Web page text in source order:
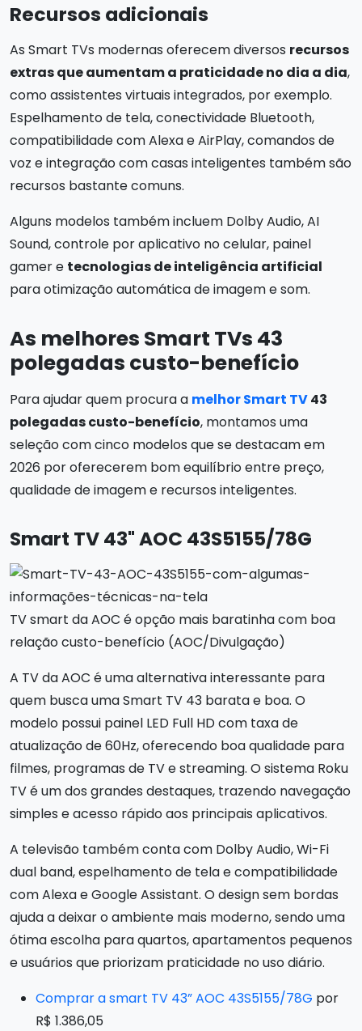
Recursos adicionais
As Smart TVs modernas oferecem diversos recursos
extras que aumentam a praticidade no dia a dia,
como assistentes virtuais integrados, por exemplo.
Espelhamento de tela, conectividade Bluetooth,
compatibilidade com Alexa e AirPlay, comandos de
voz e integração com casas inteligentes também são
recursos bastante comuns.
Alguns modelos também incluem Dolby Audio, AI
Sound, controle por aplicativo no celular, painel
gamer e tecnologias de inteligência artificial
para otimização automática de imagem e som.
As melhores Smart TVs 43
polegadas custo-benefício
Para ajudar quem procura a melhor Smart TV43
polegadas custo-benefício, montamos uma
seleção com cinco modelos que se destacam em
2026 por oferecerem bom equilíbrio entre preço,
qualidade de imagem e recursos inteligentes.
Smart TV 43" AOC 43S5155/78G
TV smart da AOC é opção mais baratinha com boa
relação custo-benefício (AOC/Divulgação)
A TV da AOC é uma alternativa interessante para
quem busca uma Smart TV 43 barata e boa. O
modelo possui painel LED Full HD com taxa de
atualização de 60Hz, oferecendo boa qualidade para
filmes, programas de TV e streaming. O sistema Roku
TV é um dos grandes destaques, trazendo navegação
simples e acesso rápido aos principais aplicativos.
A televisão também conta com Dolby Audio, Wi-Fi
dual band, espelhamento de tela e compatibilidade
com Alexa e Google Assistant. O design sem bordas
ajuda a deixar o ambiente mais moderno, sendo uma
ótima escolha para quartos, apartamentos pequenos
e usuários que priorizam praticidade no uso diário.
Comprar a smart TV 43” AOC 43S5155/78G por
R$ 1.386,05